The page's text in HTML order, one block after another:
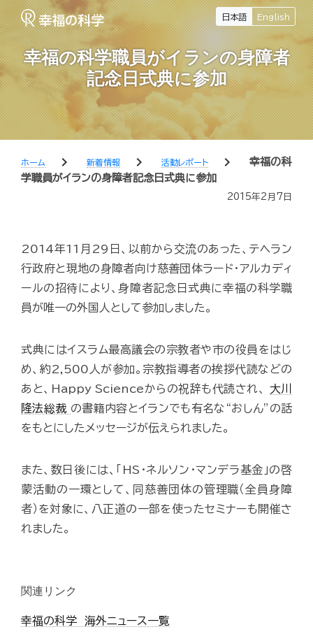
日本語 English
幸福の科学職員がイランの身障者
記念日式典に参加
ホーム chevron_right 新着情報 chevron_right 活動レポート chevron_right
幸福の科
学職員がイランの身障者記念日式典に参加
2015年2月7日
2014年11月29日、以前から交流のあった、テヘラン
行政府と現地の身障者向け慈善団体ラード・アルカディ
ールの招待により、身障者記念日式典に幸福の科学職
員が唯一の外国人として参加しました。
式典にはイスラム最高議会の宗教者や市の役員をはじ
め、約2,500人が参加。宗教指導者の挨拶代読などの
あと、Happy Scienceからの祝辞も代読され、 大川
隆法総裁 の書籍内容とイランでも有名な“おしん”の話
をもとにしたメッセージが伝えられました。
また、数日後には、「HS･ネルソン･マンデラ基金」の啓
蒙活動の一環として、同慈善団体の管理職（全員身障
者）を対象に、八正道の一部を使ったセミナーも開催さ
れました。
関連リンク
幸福の科学 海外ニュース一覧